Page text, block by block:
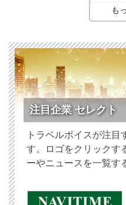
も
注目企業 セレクト
トラベルボイスが注
す。ロゴをクリックす
ーやニュースを一覧す